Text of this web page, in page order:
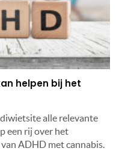
helpen bij het
alle relevante
een rij over het
ADHD met cannabis.